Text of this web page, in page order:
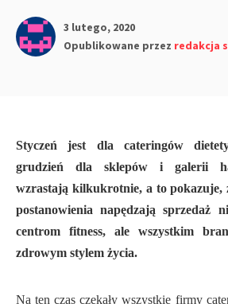
3 lutego, 2020
Opublikowane przez redakcja
Styczeń jest dla cateringów
grudzień dla sklepów i galerii
wzrastają kilkukrotnie, a to pokazuje,
postanowienia napędzają sprzedaż
centrom fitness, ale wszystkim
zdrowym stylem życia.
Na ten czas czekały wszystkie firmy